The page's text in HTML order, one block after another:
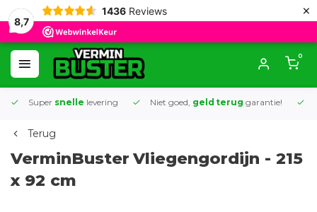
8,7
1436 Reviews ×
0
Super snelle levering Niet goed, geld terug garantie!
Terug
VerminBuster Vliegengordijn - 215
x 92 cm